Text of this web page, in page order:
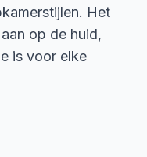
Het
op de huid,
is voor elke